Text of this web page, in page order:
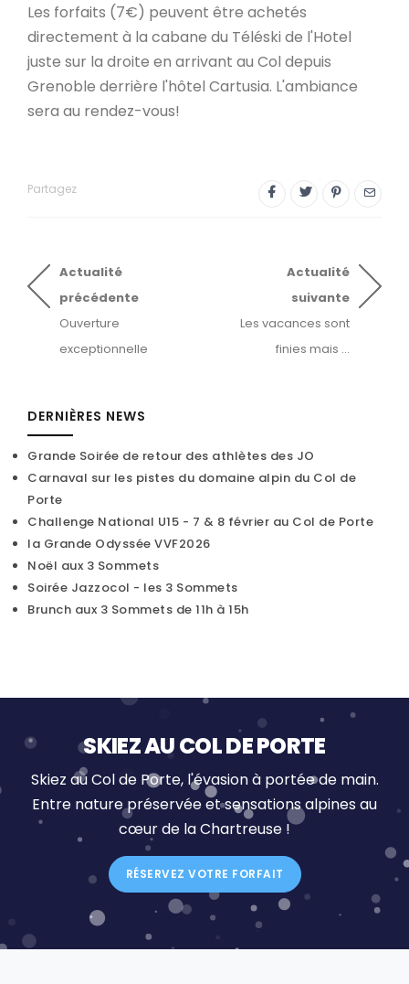
Les forfaits (7€) peuvent être achetés
directement à la cabane du Téléski de l'Hotel
juste sur la droite en arrivant au Col depuis
Grenoble derrière l'hôtel Cartusia. L'ambiance
sera au rendez-vous!
Partagez
Actualité
précédente
Ouverture
exceptionnelle
Actualité
suivante
Les vacances sont
finies mais ...
DERNIÈRES NEWS
Grande Soirée de retour des athlètes des JO
Carnaval sur les pistes du domaine alpin du Col de
Porte
Challenge National U15 - 7 & 8 février au Col de Porte
la Grande Odyssée VVF2026
Noël aux 3 Sommets
Soirée Jazzocol - les 3 Sommets
Brunch aux 3 Sommets de 11h à 15h
SKIEZ AU COL DE PORTE
Skiez au Col de Porte, l'évasion à portée de main.
Entre nature préservée et sensations alpines au
cœur de la Chartreuse !
RÉSERVEZ VOTRE FORFAIT